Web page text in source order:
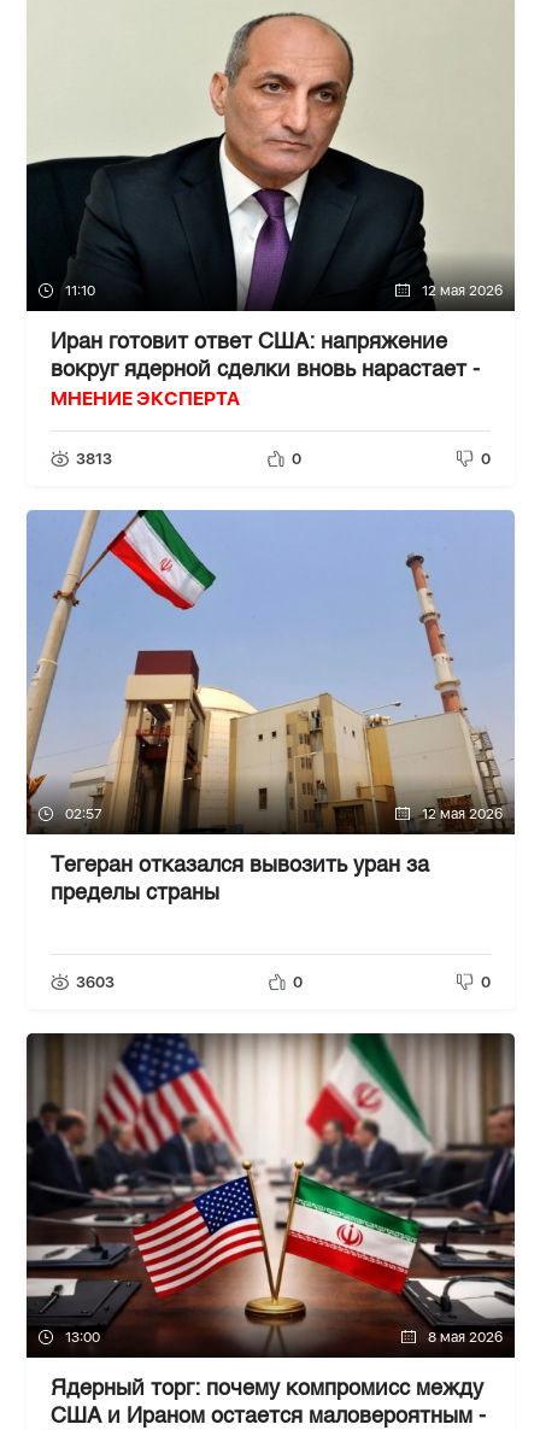
11:10 12 мая 2026
Иран готовит ответ США: напряжение
вокруг ядерной сделки вновь нарастает -
МНЕНИЕ ЭКСПЕРТА
3813 0 0
02:57 12 мая 2026
Тегеран отказался вывозить уран за
пределы страны
3603 0 0
13:00 8 мая 2026
Ядерный торг: почему компромисс между
США и Ираном остается маловероятным -